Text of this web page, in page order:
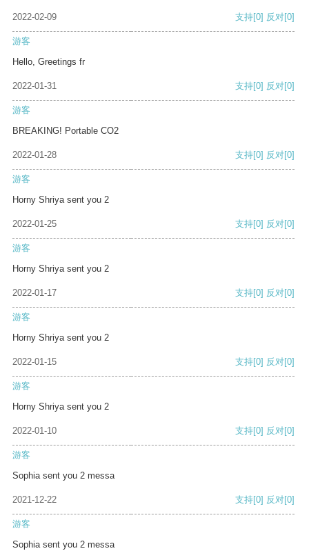
2022-02-09 支持[0] 反对[0]
游客
Hello, Greetings fr
2022-01-31 支持[0] 反对[0]
游客
BREAKING! Portable CO2
2022-01-28 支持[0] 反对[0]
游客
Horny Shriya sent you 2
2022-01-25 支持[0] 反对[0]
游客
Horny Shriya sent you 2
2022-01-17 支持[0] 反对[0]
游客
Horny Shriya sent you 2
2022-01-15 支持[0] 反对[0]
游客
Horny Shriya sent you 2
2022-01-10 支持[0] 反对[0]
游客
Sophia sent you 2 messa
2021-12-22 支持[0] 反对[0]
游客
Sophia sent you 2 messa